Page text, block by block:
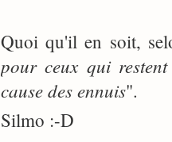
Quoi qu'il en soit,
pour ceux qui
cause des ennuis".
Silmo :-D